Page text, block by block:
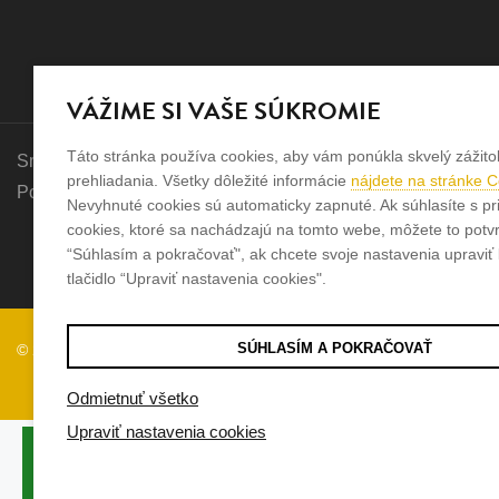
Sme rodinná firma a zameriavame sa na predaj hodiniek a
Pozrite sa na naše ďaľšie web stránky.
© 2026 odBlueweb s.r.o.
VÁŽIME SI VAŠE SÚKROMIE
Táto stránka používa cookies, aby vám ponúkla skvelý
prehliadania. Všetky dôležité informácie nájdete na stránke
Nevyhnuté cookies sú automaticky zapnuté. Ak súhlasíte s
cookies, ktoré sa nachádzajú na tomto webe, môžete to
“Súhlasím a pokračovať", ak chcete svoje nastavenia upraviť
tlačidlo “Upraviť nastavenia cookies".
SÚHLASÍM A POKRAČOVAŤ
Odmietnuť všetko
Upraviť nastavenia cookies